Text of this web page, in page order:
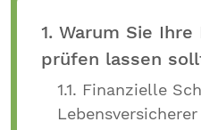
1. Warum Sie
prüfen lassen
1.1. Finanzielle
Lebensversicherer